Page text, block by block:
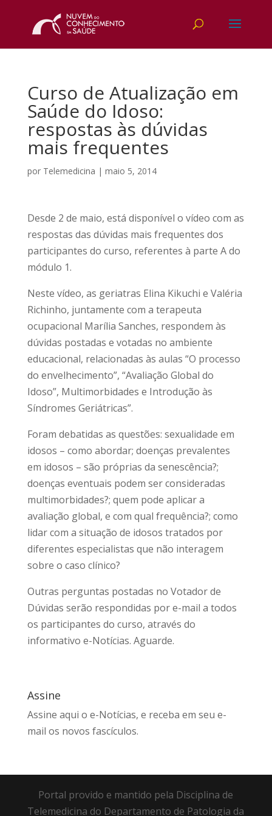
Curso de Atualização em
Saúde do Idoso:
respostas às dúvidas
mais frequentes
por Telemedicina | maio 5, 2014
Desde 2 de maio, está disponível o vídeo com as
respostas das dúvidas mais frequentes dos
participantes do curso, referentes à parte A do
módulo 1.
Neste vídeo, as geriatras Elina Kikuchi e Valéria
Richinho, juntamente com a terapeuta
ocupacional Marília Sanches, respondem às
dúvidas postadas e votadas no ambiente
educacional, relacionadas às aulas “O processo
do envelhecimento”, “Avaliação Global do
Idoso”, Multimorbidades e Introdução às
Síndromes Geriátricas”.
Foram debatidas as questões: sexualidade em
idosos – como abordar; doenças prevalentes
em idosos – são próprias da senescência?;
doenças eventuais podem ser consideradas
multimorbidades?; quem pode aplicar a
avaliação global, e com qual frequência?; como
lidar com a situação de idosos tratados por
diferentes especialistas que não interagem
sobre o caso clínico?
Outras perguntas postadas no Votador de
Dúvidas serão respondidas por e-mail a todos
os participantes do curso, através do
informativo e-Notícias. Aguarde.
Assine
Assine aqui o e-Notícias, e receba em seu e-
mail os novos fascículos.
Portal provido e mantido pela Disciplina de
Telemedicina do Departamento de Patologia da